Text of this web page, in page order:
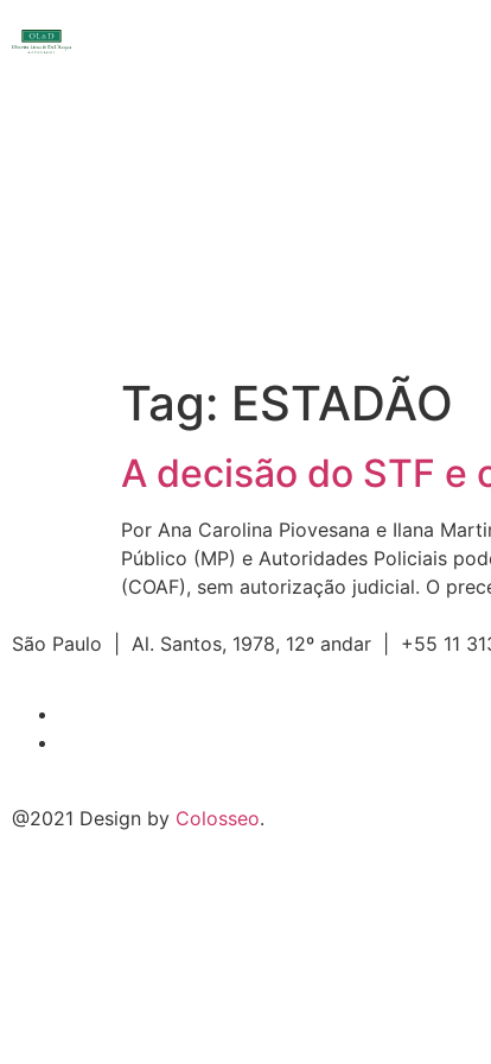
Tag: ESTADÃO
A decisão do STF e
Por Ana Carolina Piovesana e Ilana
Público (MP) e Autoridades Policiais
(COAF), sem autorização judicial. O
São Paulo | Al. Santos, 1978, 12º andar | +55 11
@2021 Design by Colosseo.